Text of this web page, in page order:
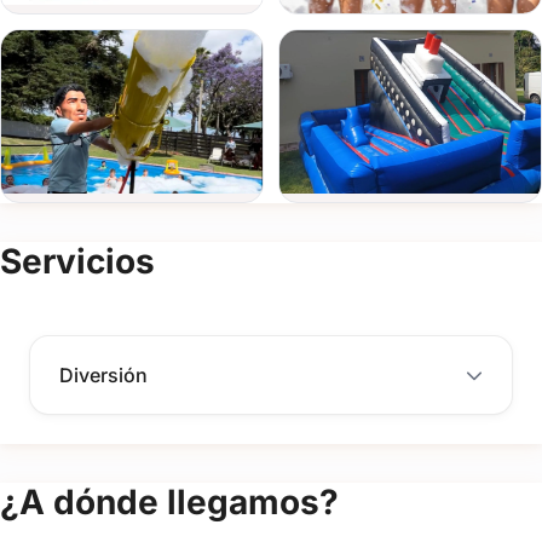
Servicios
Diversión
¿A dónde llegamos?
de
evento
Fecha
del
evento
Detalle